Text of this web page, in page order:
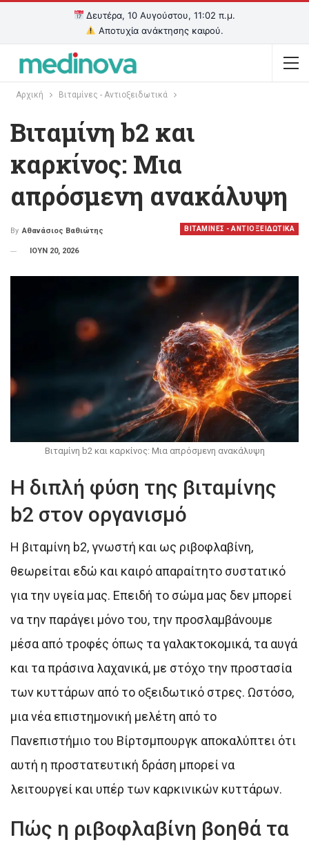
Δευτέρα, 10 Αυγούστου, 11:02 π.μ.
Αποτυχία ανάκτησης καιρού.
Αρχική Βιταμίνες - Αντιοξειδωτικά
Βιταμίνη b2 και
καρκίνος: Μια
απρόσμενη ανακάλυψη
ΒΙΤΑΜΙΝΕΣ - ΑΝΤΙΟΞΕΙΔΩΤΙΚΑ
By Αθανάσιος Βαθιώτης
ΙΟΥΝ 20, 2026
Βιταμίνη b2 και καρκίνος: Μια απρόσμενη ανακάλυψη
Η διπλή φύση της βιταμίνης
b2 στον οργανισμό
Η βιταμίνη b2, γνωστή και ως ριβοφλαβίνη,
θεωρείται εδώ και καιρό απαραίτητο συστατικό
για την υγεία μας. Επειδή το σώμα μας δεν μπορεί
να την παράγει μόνο του, την προσλαμβάνουμε
μέσα από τροφές όπως τα γαλακτοκομικά, τα αυγά
και τα πράσινα λαχανικά, με στόχο την προστασία
των κυττάρων από το οξειδωτικό στρες. Ωστόσο,
μια νέα επιστημονική μελέτη από το
Πανεπιστήμιο του Βίρτσμπουργκ αποκαλύπτει ότι
αυτή η προστατευτική δράση μπορεί να
λειτουργεί και υπέρ των καρκινικών κυττάρων.
Πώς η ριβοφλαβίνη βοηθά τα